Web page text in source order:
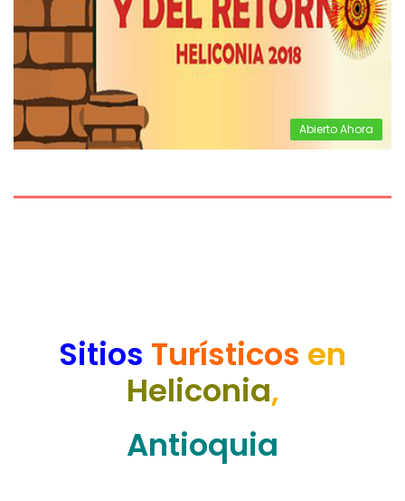
Abierto Ahora
Sitios Turísticos en
Heliconia,
Antioquia